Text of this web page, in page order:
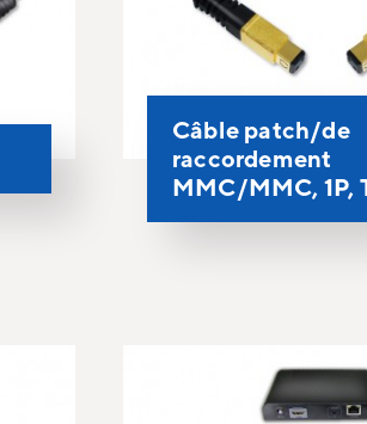
Câble patch/de
raccordement
MMC/MMC, 1P,